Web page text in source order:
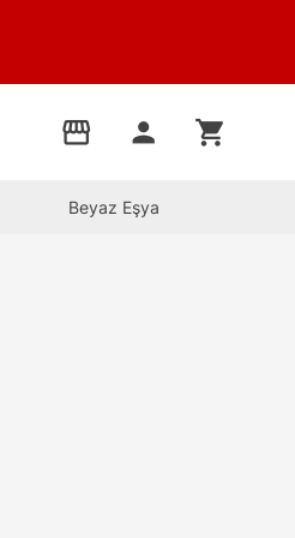
storefront person shopping_cart
Beyaz Eşya